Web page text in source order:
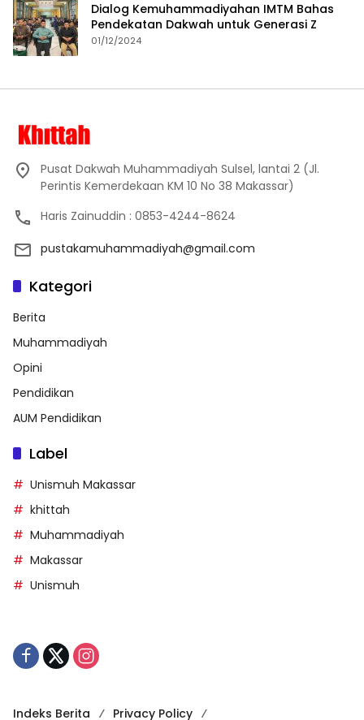
Dialog Kemuhammadiyahan IMTM Bahas
Pendekatan Dakwah untuk Generasi Z
01/12/2024
Pusat Dakwah Muhammadiyah Sulsel, lantai 2 (Jl.
Perintis Kemerdekaan KM 10 No 38 Makassar)
Haris Zainuddin : 0853-4244-8624
pustakamuhammadiyah@gmail.com
Kategori
Berita
Muhammadiyah
Opini
Pendidikan
AUM Pendidikan
Label
Unismuh Makassar
khittah
Muhammadiyah
Makassar
Unismuh
Indeks Berita Privacy Policy